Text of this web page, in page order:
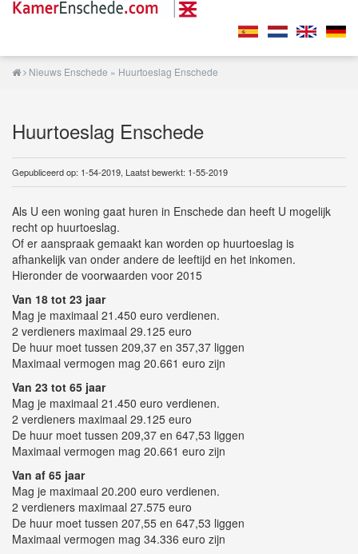
Nieuws Enschede » Huurtoeslag Enschede
Huurtoeslag Enschede
Gepubliceerd op: 1-54-2019, Laatst bewerkt: 1-55-2019
Als U een woning gaat huren in Enschede dan heeft U mogelijk
recht op huurtoeslag.
Of er aanspraak gemaakt kan worden op huurtoeslag is
afhankelijk van onder andere de leeftijd en het inkomen.
Hieronder de voorwaarden voor 2015
Van 18 tot 23 jaar
Mag je maximaal 21.450 euro verdienen.
2 verdieners maximaal 29.125 euro
De huur moet tussen 209,37 en 357,37 liggen
Maximaal vermogen mag 20.661 euro zijn
Van 23 tot 65 jaar
Mag je maximaal 21.450 euro verdienen.
2 verdieners maximaal 29.125 euro
De huur moet tussen 209,37 en 647,53 liggen
Maximaal vermogen mag 20.661 euro zijn
Van af 65 jaar
Mag je maximaal 20.200 euro verdienen.
2 verdieners maximaal 27.575 euro
De huur moet tussen 207,55 en 647,53 liggen
Maximaal vermogen mag 34.336 euro zijn